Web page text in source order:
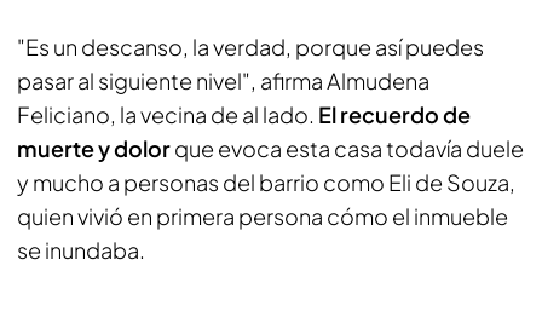
"Es un descanso, la verdad, porque así puedes
pasar al siguiente nivel", afirma Almudena
Feliciano, la vecina de al lado. El recuerdo de
muerte y dolorque evoca esta casa todavía duele
y mucho a personas del barrio como Eli de Souza,
quien vivió en primera persona cómo el inmueble
se inundaba.